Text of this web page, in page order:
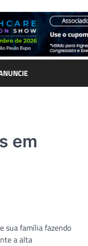
em
sua família fazendo
a alta